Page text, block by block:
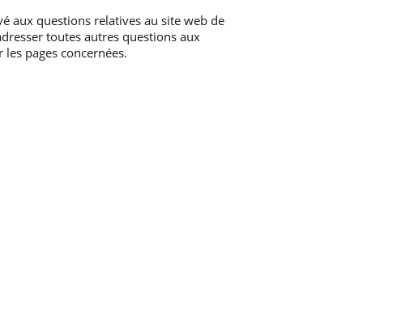
aux questions relatives au site web de
toutes autres questions aux
pages concernées.